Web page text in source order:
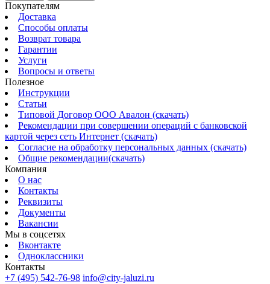
Покупателям
Доставка
Способы оплаты
Возврат товара
Гарантии
Услуги
Вопросы и ответы
Полезное
Инструкции
Статьи
Типовой Договор ООО Авалон (скачать)
Рекомендации при совершении операций с банковской
картой через сеть Интернет (скачать)
Согласие на обработку персональных данных (скачать)
Общие рекомендации(скачать)
Компания
О нас
Контакты
Реквизиты
Документы
Вакансии
Мы в соцсетях
Вконтакте
Одноклассники
Контакты
+7 (495) 542-76-98 info@city-jaluzi.ru